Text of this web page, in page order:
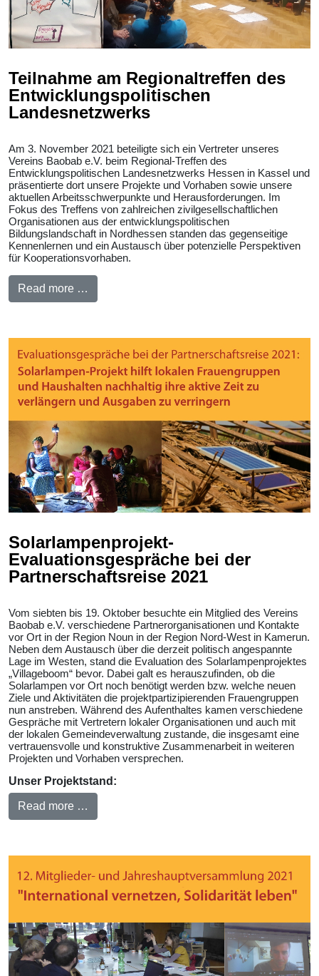
Teilnahme am Regionaltreffen des
Entwicklungspolitischen
Landesnetzwerks
Am 3. November 2021 beteiligte sich ein Vertreter unseres
Vereins Baobab e.V. beim Regional-Treffen des
Entwicklungspolitischen Landesnetzwerks Hessen in Kassel und
präsentierte dort unsere Projekte und Vorhaben sowie unsere
aktuellen Arbeitsschwerpunkte und Herausforderungen. Im
Fokus des Treffens von zahlreichen zivilgesellschaftlichen
Organisationen aus der entwicklungspolitischen
Bildungslandschaft in Nordhessen standen das gegenseitige
Kennenlernen und ein Austausch über potenzielle Perspektiven
für Kooperationsvorhaben.
Read more …
Solarlampenprojekt-
Evaluationsgespräche bei der
Partnerschaftsreise 2021
Vom siebten bis 19. Oktober besuchte ein Mitglied des Vereins
Baobab e.V. verschiedene Partnerorganisationen und Kontakte
vor Ort in der Region Noun in der Region Nord-West in Kamerun.
Neben dem Austausch über die derzeit politisch angespannte
Lage im Westen, stand die Evaluation des Solarlampenprojektes
„Villageboom“ bevor. Dabei galt es herauszufinden, ob die
Solarlampen vor Ort noch benötigt werden bzw. welche neuen
Ziele und Aktivitäten die projektpartizipierenden Frauengruppen
nun anstreben. Während des Aufenthaltes kamen verschiedene
Gespräche mit Vertretern lokaler Organisationen und auch mit
der lokalen Gemeindeverwaltung zustande, die insgesamt eine
vertrauensvolle und konstruktive Zusammenarbeit in weiteren
Projekten und Vorhaben versprechen.
Unser Projektstand:
Read more …